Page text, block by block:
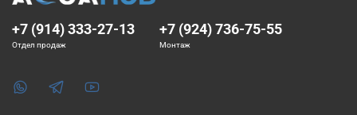
+7 (914) 333-27-13
Отдел продаж
+7 (924) 736-75-55
Монтаж